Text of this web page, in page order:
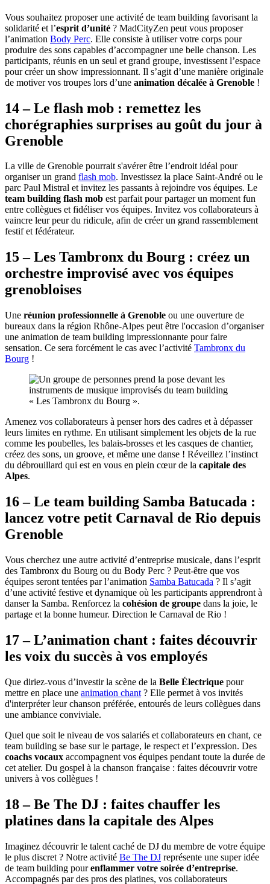
Vous souhaitez proposer une activité de team building favorisant la
solidarité et l’esprit d’unité ? MadCityZen peut vous proposer
l’animation Body Perc. Elle consiste à utiliser votre corps pour
produire des sons capables d’accompagner une belle chanson. Les
participants, réunis en un seul et grand groupe, investissent l’espace
pour créer un show impressionnant. Il s’agit d’une manière originale
de motiver vos troupes lors d’une animation décalée à Grenoble !
14 – Le flash mob : remettez les
chorégraphies surprises au goût du jour à
Grenoble
La ville de Grenoble pourrait s'avérer être l’endroit idéal pour
organiser un grand flash mob. Investissez la place Saint-André ou le
parc Paul Mistral et invitez les passants à rejoindre vos équipes. Le
team building flash mob est parfait pour partager un moment fun
entre collègues et fidéliser vos équipes. Invitez vos collaborateurs à
vaincre leur peur du ridicule, afin de créer un grand rassemblement
festif et fédérateur.
15 – Les Tambronx du Bourg : créez un
orchestre improvisé avec vos équipes
grenobloises
Une réunion professionnelle à Grenoble ou une ouverture de
bureaux dans la région Rhône-Alpes peut être l'occasion d’organiser
une animation de team building impressionnante pour faire
sensation. Ce sera forcément le cas avec l’activité Tambronx du
Bourg !
Amenez vos collaborateurs à penser hors des cadres et à dépasser
leurs limites en rythme. En utilisant simplement les objets de la rue
comme les poubelles, les balais-brosses et les casques de chantier,
créez des sons, un groove, et même une danse ! Réveillez l’instinct
du débrouillard qui est en vous en plein cœur de la capitale des
Alpes.
16 – Le team building Samba Batucada :
lancez votre petit Carnaval de Rio depuis
Grenoble
Vous cherchez une autre activité d’entreprise musicale, dans l’esprit
des Tambronx du Bourg ou du Body Perc ? Peut-être que vos
équipes seront tentées par l’animation Samba Batucada ? Il s’agit
d’une activité festive et dynamique où les participants apprendront à
danser la Samba. Renforcez la cohésion de groupe dans la joie, le
partage et la bonne humeur. Direction le Carnaval de Rio !
17 – L’animation chant : faites découvrir
les voix du succès à vos employés
Que diriez-vous d’investir la scène de la Belle Électrique pour
mettre en place une animation chant ? Elle permet à vos invités
d'interpréter leur chanson préférée, entourés de leurs collègues dans
une ambiance conviviale.
Quel que soit le niveau de vos salariés et collaborateurs en chant, ce
team building se base sur le partage, le respect et l’expression. Des
coachs vocaux accompagnent vos équipes pendant toute la durée de
cet atelier. Du gospel à la chanson française : faites découvrir votre
univers à vos collègues !
18 – Be The DJ : faites chauffer les
platines dans la capitale des Alpes
Imaginez découvrir le talent caché de DJ du membre de votre équipe
le plus discret ? Notre activité Be The DJ représente une super idée
de team building pourenflammer votre soirée d’entreprise.
Accompagnés par des pros des platines, vos collaborateurs